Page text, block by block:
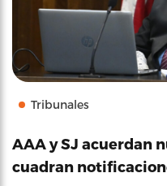
Tribunales
AAA y SJ acuerdan
cuadran